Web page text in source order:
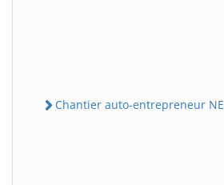
Chantier auto-entrepreneur